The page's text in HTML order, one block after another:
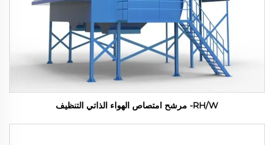
RH/W- مرشح امتصاص الهواء الذاتي التنظيف